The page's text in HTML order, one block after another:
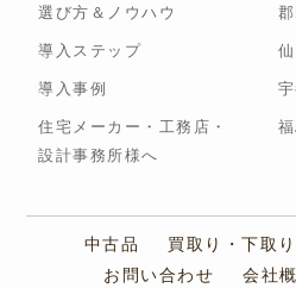
選び方＆ノウハウ
導入ステップ
導入事例
住宅メーカー・工務店・
設計事務所様へ
中古品 買取り・下取り
お問い合わせ
会社